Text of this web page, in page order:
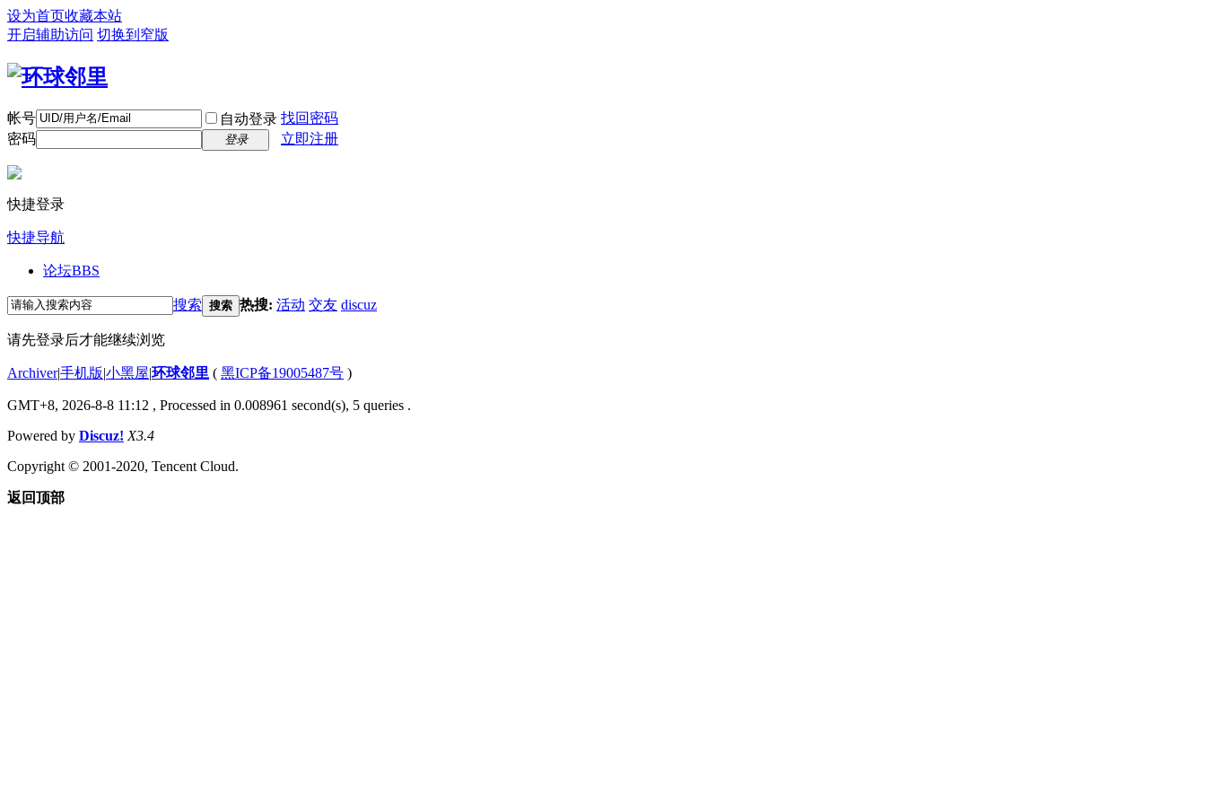
设为首页收藏本站
开启辅助访问 切换到窄版
帐号 自动登录 找回密码
密码
登录 立即注册
快捷登录
快捷导航
论坛BBS
搜索 搜索 热搜: 活动 交友 discuz
请先登录后才能继续浏览
Archiver|手机版|小黑屋|环球邻里 ( 黑ICP备19005487号 )
GMT+8, 2026-8-8 11:12 , Processed in 0.008961 second(s), 5 queries .
Powered by Discuz! X3.4
Copyright © 2001-2020, Tencent Cloud.
返回顶部